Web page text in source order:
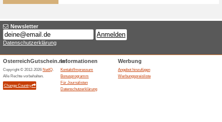
% Rabattcode, sondern Dir
Gewinnspiel oder anderen
15 % Rabatt